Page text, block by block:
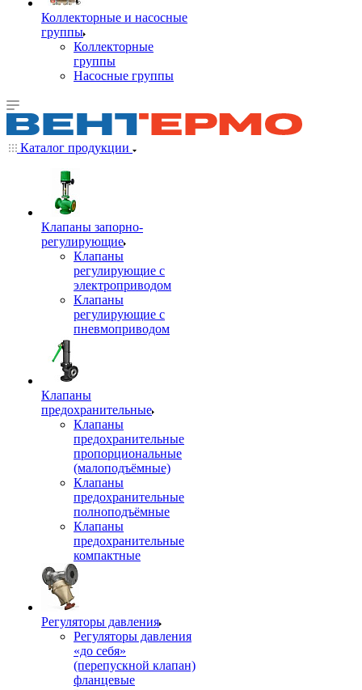
Коллекторные и насосные
группы
Коллекторные
группы
Насосные группы
Каталог продукции
Клапаны запорно-
регулирующие
Клапаны
регулирующие с
электроприводом
Клапаны
регулирующие с
пневмоприводом
Клапаны
предохранительные
Клапаны
предохранительные
пропорциональные
(малоподъёмные)
Клапаны
предохранительные
полноподъёмные
Клапаны
предохранительные
компактные
Регуляторы давления
Регуляторы давления
«до себя»
(перепускной клапан)
фланцевые